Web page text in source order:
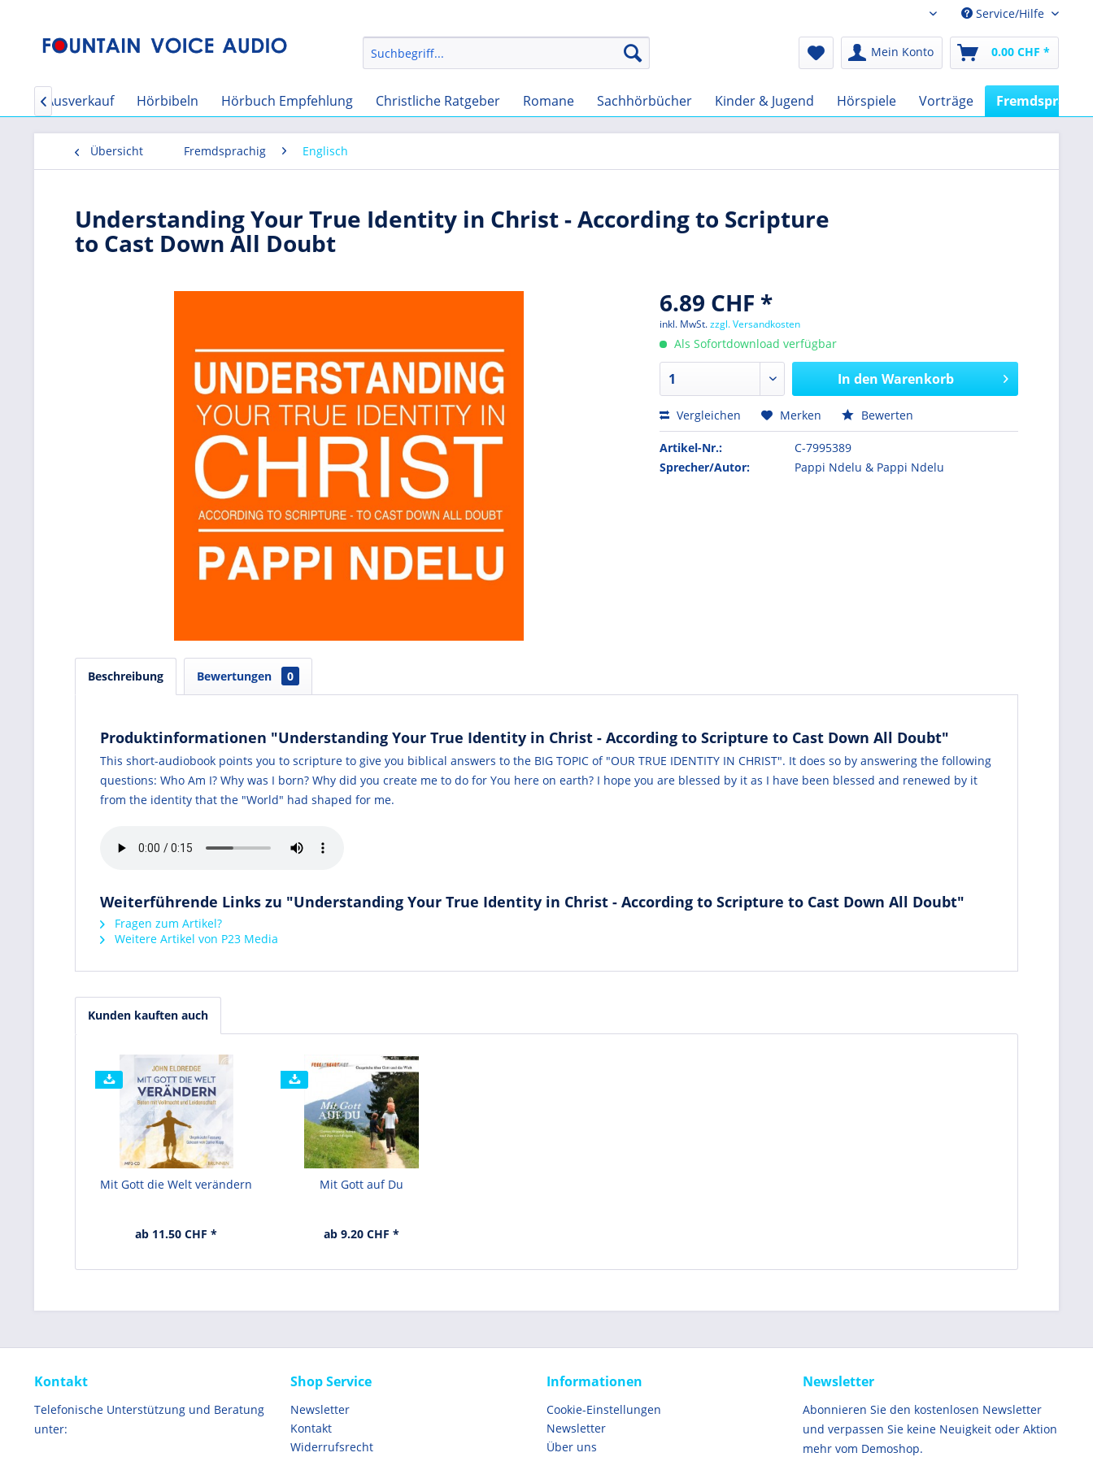
Audio-Book CHFService/Hilfe
Mein Konto 0.00 CHF *
CD Ausverkauf Hörbibeln Hörbuch Empfehlung Christliche Ratgeber Romane Sachhörbücher Kinder & Jugend Hörspiele Vorträge Fremdsprachig

Übersicht Fremdsprachig Englisch
Understanding Your True Identity in Christ - According to Scripture
to Cast Down All Doubt
6.89 CHF *
inkl. MwSt.zzgl. Versandkosten
Als Sofortdownload verfügbar
In den Warenkorb
Vergleichen Merken Bewerten
Artikel-Nr.:
C-7995389
Sprecher/Autor:
Pappi Ndelu & Pappi Ndelu
Beschreibung Bewertungen 0
Produktinformationen "Understanding Your True Identity in Christ - According to Scripture to Cast Down All Doubt"
This short-audiobook points you to scripture to give you biblical answers to the BIG TOPIC of "OUR TRUE IDENTITY IN CHRIST". It does so by answering the following
questions: Who Am I? Why was I born? Why did you create me to do for You here on earth? I hope you are blessed by it as I have been blessed and renewed by it
from the identity that the "World" had shaped for me.
Weiterführende Links zu "Understanding Your True Identity in Christ - According to Scripture to Cast Down All Doubt"
Fragen zum Artikel?
Weitere Artikel von P23 Media
Kunden kauften auch
Mit Gott die Welt verändern
ab 11.50 CHF *
Mit Gott auf Du
ab 9.20 CHF *
Kontakt
Telefonische Unterstützung und Beratung
unter:
Shop Service
Newsletter
Kontakt
Widerrufsrecht
Informationen
Cookie-Einstellungen
Newsletter
Über uns
Newsletter
Abonnieren Sie den kostenlosen Newsletter
und verpassen Sie keine Neuigkeit oder Aktion
mehr vom Demoshop.